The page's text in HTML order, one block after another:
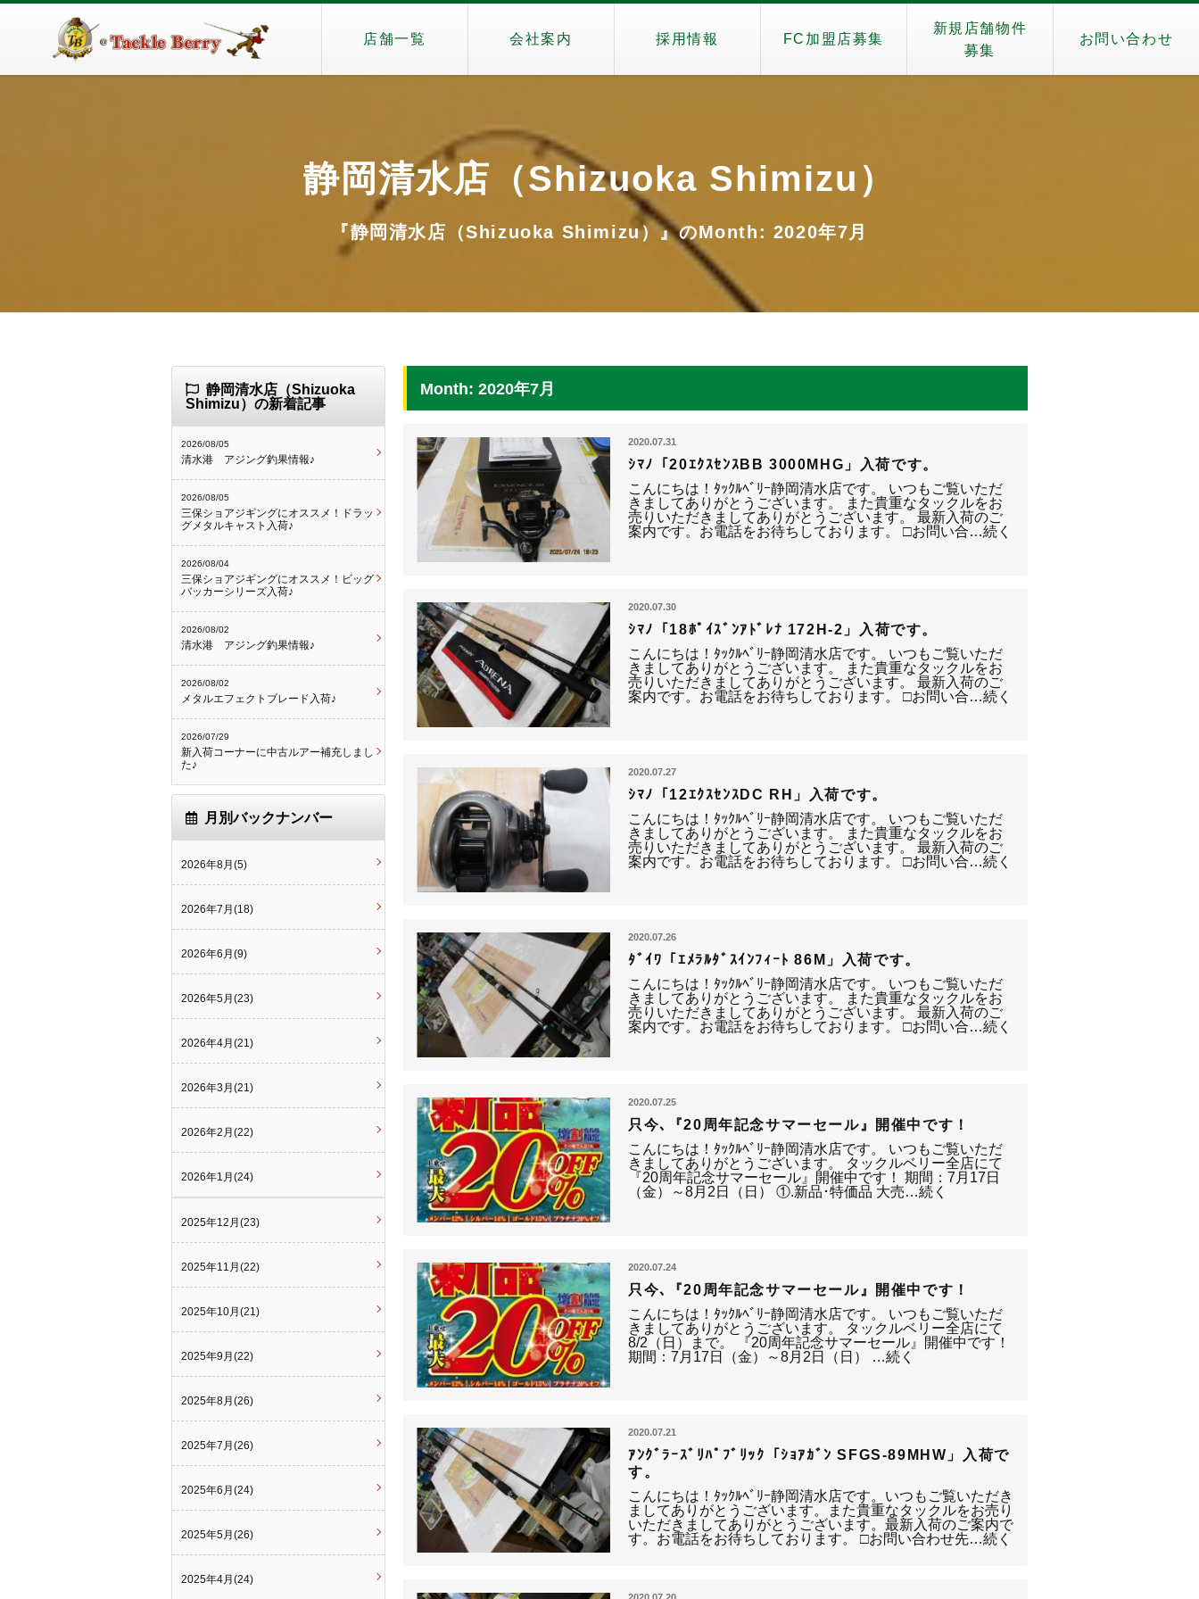
店舗一覧 会社案内 採用情報 FC加盟店募集
新規店舗物件
募集
お問い合わせ
静岡清水店（Shizuoka Shimizu）
『静岡清水店（Shizuoka Shimizu）』のMonth: 2020年7月
Month: 2020年7月
2020.07.31
ｼﾏﾉ「20ｴｸｽｾﾝｽBB 3000MHG」入荷です。
こんにちは！ﾀｯｸﾙﾍﾞﾘｰ静岡清水店です。 いつもご覧いただ
きましてありがとうございます。 また貴重なタックルをお
売りいただきましてありがとうございます。 最新入荷のご
案内です。お電話をお待ちしております。 □お問い合…続く
2020.07.30
ｼﾏﾉ「18ﾎﾟｲｽﾞﾝｱﾄﾞﾚﾅ 172H-2」入荷です。
こんにちは！ﾀｯｸﾙﾍﾞﾘｰ静岡清水店です。 いつもご覧いただ
きましてありがとうございます。 また貴重なタックルをお
売りいただきましてありがとうございます。 最新入荷のご
案内です。お電話をお待ちしております。 □お問い合…続く
2020.07.27
ｼﾏﾉ「12ｴｸｽｾﾝｽDC RH」入荷です。
こんにちは！ﾀｯｸﾙﾍﾞﾘｰ静岡清水店です。 いつもご覧いただ
きましてありがとうございます。 また貴重なタックルをお
売りいただきましてありがとうございます。 最新入荷のご
案内です。お電話をお待ちしております。 □お問い合…続く
2020.07.26
ﾀﾞｲﾜ「ｴﾒﾗﾙﾀﾞｽｲﾝﾌｨｰﾄ 86M」入荷です。
こんにちは！ﾀｯｸﾙﾍﾞﾘｰ静岡清水店です。 いつもご覧いただ
きましてありがとうございます。 また貴重なタックルをお
売りいただきましてありがとうございます。 最新入荷のご
案内です。お電話をお待ちしております。 □お問い合…続く
2020.07.25
只今､『20周年記念サマーセール』開催中です！
こんにちは！ﾀｯｸﾙﾍﾞﾘｰ静岡清水店です。 いつもご覧いただ
きましてありがとうございます。 タックルベリー全店にて
『20周年記念サマーセール』開催中です！ 期間：7月17日
（金）～8月2日（日） ①.新品･特価品 大売…続く
2020.07.24
只今､『20周年記念サマーセール』開催中です！
こんにちは！ﾀｯｸﾙﾍﾞﾘｰ静岡清水店です。 いつもご覧いただ
きましてありがとうございます。 タックルベリー全店にて
8/2（日）まで。 『20周年記念サマーセール』開催中です！
期間：7月17日（金）～8月2日（日） …続く
2020.07.21
ｱﾝｸﾞﾗｰｽﾞﾘﾊﾟﾌﾞﾘｯｸ「ｼｮｱｶﾞﾝ SFGS-89MHW」入荷で
す。
こんにちは！ﾀｯｸﾙﾍﾞﾘｰ静岡清水店です。いつもご覧いただき
ましてありがとうございます。また貴重なタックルをお売り
いただきましてありがとうございます。最新入荷のご案内で
す。お電話をお待ちしております。 □お問い合わせ先…続く
静岡清水店（Shizuoka
Shimizu）の新着記事
2026/08/05
清水港 アジング釣果情報♪
2026/08/05
三保ショアジギングにオススメ！ドラッ
グメタルキャスト入荷♪
2026/08/04
三保ショアジギングにオススメ！ビッグ
バッカーシリーズ入荷♪
2026/08/02
清水港 アジング釣果情報♪
2026/08/02
メタルエフェクトブレード入荷♪
2026/07/29
新入荷コーナーに中古ルアー補充しまし
た♪
月別バックナンバー
2026年8月(5)
2026年7月(18)
2026年6月(9)
2026年5月(23)
2026年4月(21)
2026年3月(21)
2026年2月(22)
2026年1月(24)
2025年12月(23)
2025年11月(22)
2025年10月(21)
2025年9月(22)
2025年8月(26)
2025年7月(26)
2025年6月(24)
2025年5月(26)
2025年4月(24)